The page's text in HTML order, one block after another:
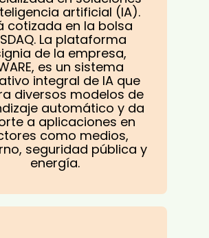
artificial (IA).
cotizada en la bolsa
La plataforma
de la empresa,
es un sistema
integral de IA que
diversos modelos de
automático y da
a aplicaciones en
como medios,
seguridad pública y
energía.